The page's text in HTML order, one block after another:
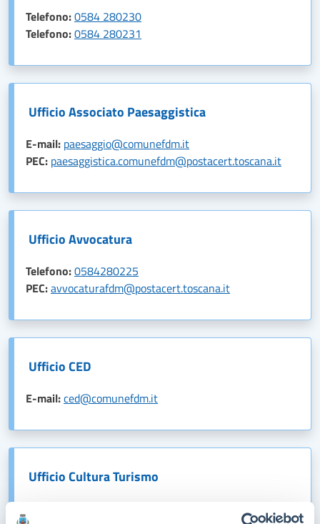
Telefono:0584 280230
Telefono:0584 280231
Ufficio Associato Paesaggistica
E-mail: paesaggio@comunefdm.it
PEC: paesaggistica.comunefdm@postacert.toscana.it
Ufficio Avvocatura
Telefono:0584280225
PEC:avvocaturafdm@postacert.toscana.it
Ufficio CED
E-mail:ced@comunefdm.it
Ufficio Cultura Turismo